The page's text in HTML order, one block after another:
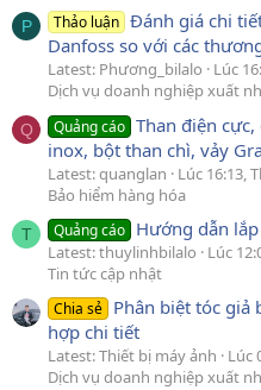
P Thảo luận Đánh giá chi
Danfoss so với các
Latest: Phương_bilalo
Lúc
Dịch vụ doanh nghiệp xuất
Q Quảng cáo Than điện
inox, bột than chì, vảy
Latest: quanglan
Lúc 16:13,
Bảo hiểm hàng hóa
T Quảng cáo Hướng dẫn
Latest: thuylinhbilalo
Lúc
Tin tức cập nhật
Chia sẻ Phân biệt tóc giả
hợp chi tiết
Latest: Thiết bị máy ảnh
Lúc
Dịch vụ doanh nghiệp xuất